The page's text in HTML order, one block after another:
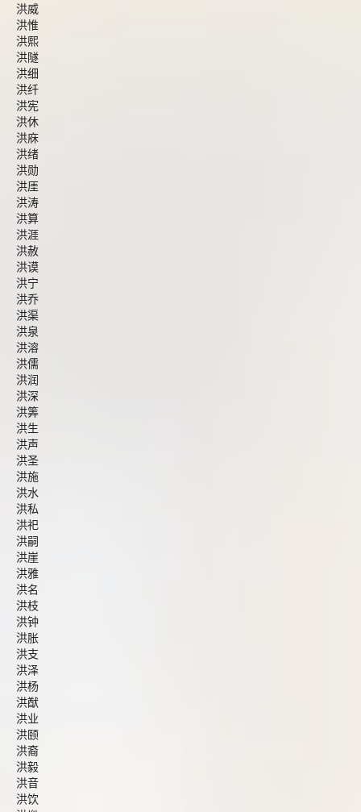
洪威
洪惟
洪熙
洪隧
洪细
洪纤
洪宪
洪休
洪庥
洪绪
洪勋
洪厓
洪涛
洪算
洪涯
洪赦
洪谟
洪宁
洪乔
洪渠
洪泉
洪溶
洪儒
洪润
洪深
洪筭
洪生
洪声
洪圣
洪施
洪水
洪私
洪祀
洪嗣
洪崖
洪雅
洪名
洪枝
洪钟
洪胀
洪支
洪泽
洪杨
洪猷
洪业
洪颐
洪裔
洪毅
洪音
洪饮